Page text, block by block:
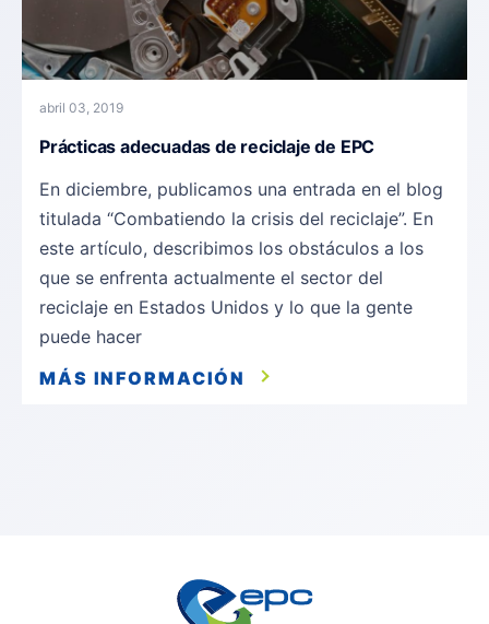
abril 03, 2019
Prácticas adecuadas de reciclaje de EPC
En diciembre, publicamos una entrada en el blog
titulada “Combatiendo la crisis del reciclaje”. En
este artículo, describimos los obstáculos a los
que se enfrenta actualmente el sector del
reciclaje en Estados Unidos y lo que la gente
puede hacer
MÁS INFORMACIÓN